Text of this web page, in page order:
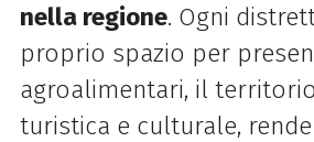
nella regione. Ogni
proprio spazio per
agroalimentari, il
turistica e culturale,